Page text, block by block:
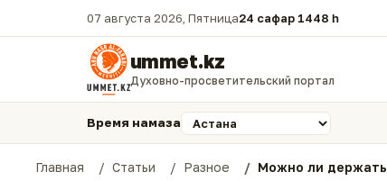
07 августа 2026, Пятница24 сафар 1448 һ.
ummet.kz
Духовно-просветительский портал
Время намаза
Главная Статьи Разное Можно ли держать